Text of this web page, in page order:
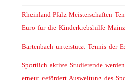
Rheinland-Pfalz-Meisterschaften
Euro für die Kinderkrebshilfe Mainz
Bartenbach unterstützt Tennis der
Sportlich aktive Studierende
erneut gefördert Ausweitung des